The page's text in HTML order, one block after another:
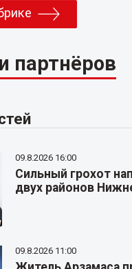
партнёров
09.8.2026 16:00
Сильный грохот
двух районов
09.8.2026 11:00